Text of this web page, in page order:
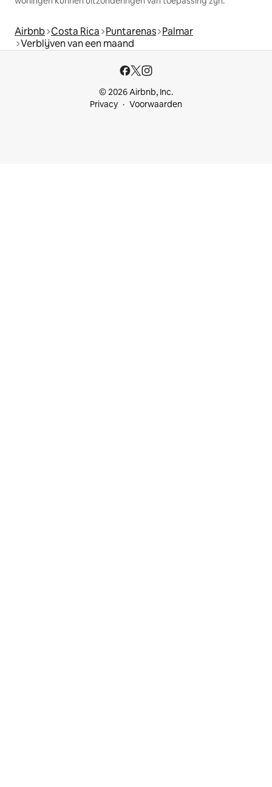
Airbnb Costa Rica Puntarenas Palmar
Verblijven van een maand
© 2026 Airbnb, Inc.
Privacy
Voorwaarden